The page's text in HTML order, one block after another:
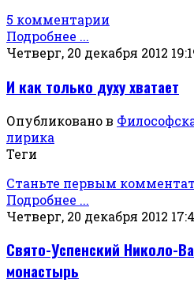
5 комментарии
Подробнее ...
Четверг, 20 декабря 2012
И как только духу хватает
Опубликовано в
лирика
Теги
Станьте первым
Подробнее ...
Четверг, 20 декабря 2012
Свято-Успенский Николо-
монастырь